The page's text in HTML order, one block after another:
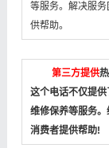
等服务。解决服
供帮助。
第三方提供
这个电话不仅提供
维修保养等服务
消费者提供帮助!